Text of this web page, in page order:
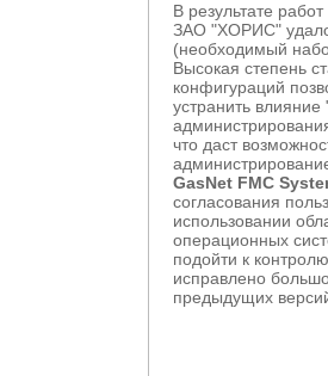
В результате
ЗАО "ХОРИС"
(необходимый
Высокая степень
конфигураций
устранить влияние
что даст
GasNet FMC
согласования
использовании
операционных
подойти к
исправлено
предыдущих